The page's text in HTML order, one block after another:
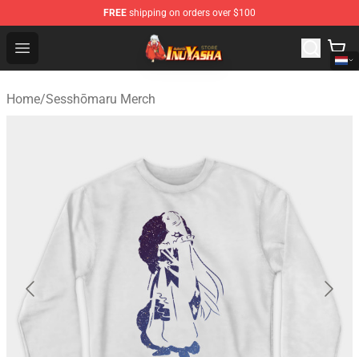
FREE shipping on orders over $100
Open menu
Inuyasha Store - Official Inuyasha Merchandise Shop
Home/Sesshōmaru Merch